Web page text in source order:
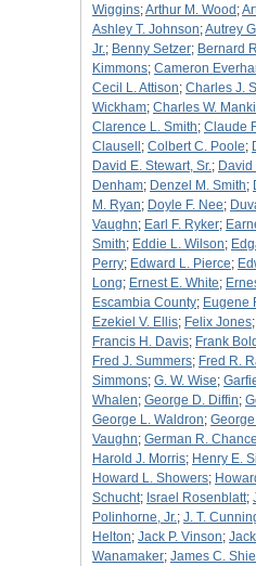
Wiggins;Arthur M. Wood ;
Ashley T. Johnson;Autrey
Jr.; Benny Setzer; Bernard
Kimmons; Cameron
Cecil L. Attison; Charles J.
Wickham; Charles W.
Clarence L. Smith; Claude
Clausell ; Colbert C. Poole;
David E. Stewart, Sr.; David
Denham; Denzel M. Smith;
M. Ryan; Doyle F. Nee;
Vaughn; Earl F. Ryker;
Smith; Eddie L. Wilson;
Perry; Edward L. Pierce;
Long; Ernest E. White;
Escambia County; Eugene
Ezekiel V. Ellis; Felix Jones;
Francis H. Davis; Frank
Fred J. Summers; Fred R.
Simmons; G. W. Wise;
Whalen; George D. Diffin;
George L. Waldron; George
Vaughn; German R.
Harold J. Morris; Henry E.
Howard L. Showers;
Schucht; Israel Rosenblatt;
Polinhorne, Jr.; J. T.
Helton; Jack P. Vinson;
Wanamaker; James C.